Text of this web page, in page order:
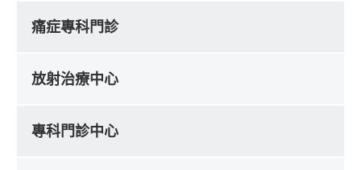
痛症專科門診
放射治療中心
專科門診中心